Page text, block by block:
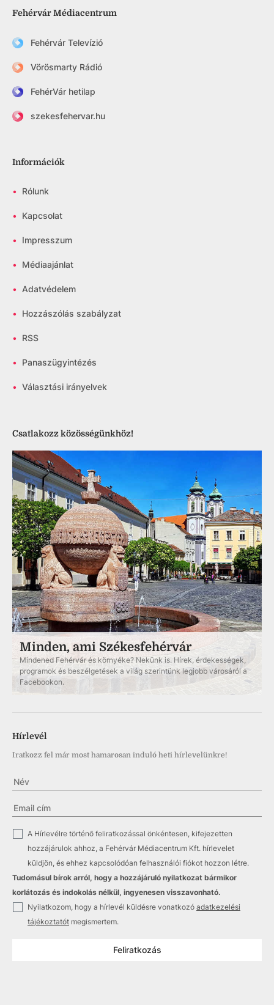
Fehérvár Médiacentrum
Fehérvár Televízió
Vörösmarty Rádió
FehérVár hetilap
szekesfehervar.hu
Információk
• Rólunk
• Kapcsolat
• Impresszum
• Médiaajánlat
• Adatvédelem
• Hozzászólás szabályzat
• RSS
• Panaszügyintézés
• Választási irányelvek
Csatlakozz közösségünkhöz!
Minden, ami Székesfehérvár
Mindened Fehérvár és környéke? Nekünk is. Hírek, érdekességek,
programok és beszélgetések a világ szerintünk legjobb városáról a
Facebookon.
Hírlevél
Iratkozz fel már most hamarosan induló heti hírlevelünkre!
✓
A Hírlevélre történő feliratkozással önkéntesen, kifejezetten
hozzájárulok ahhoz, a Fehérvár Médiacentrum Kft. hírlevelet
küldjön, és ehhez kapcsolódóan felhasználói fiókot hozzon létre.
Tudomásul bírok arról, hogy a hozzájáruló nyilatkozat bármikor
korlátozás és indokolás nélkül, ingyenesen visszavonható.
✓ Nyilatkozom, hogy a hírlevél küldésre vonatkozó adatkezelési
tájékoztatót megismertem.
Feliratkozás